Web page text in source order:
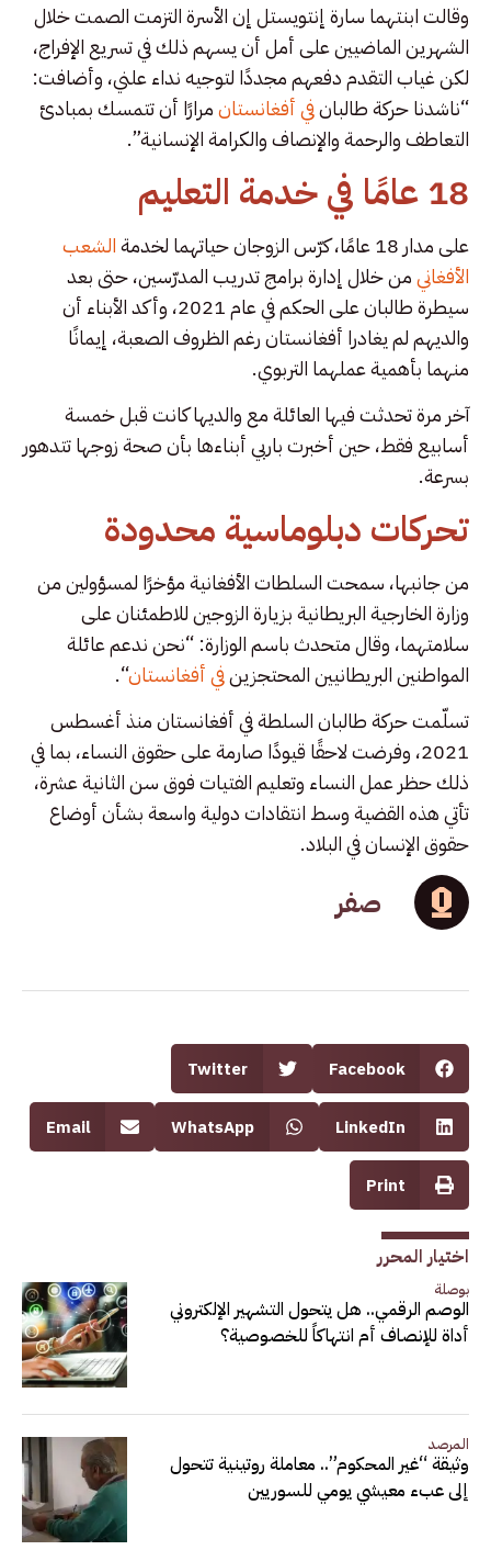
وقالت ابنتهما سارة إنتويستل إن الأسرة التزمت الصمت خلال
الشهرين الماضيين على أمل أن يسهم ذلك في تسريع الإفراج،
لكن غياب التقدم دفعهم مجددًا لتوجيه نداء علني، وأضافت:
“ناشدنا حركة طالبانفي أفغانستانمرارًا أن تتمسك بمبادئ
التعاطف والرحمة والإنصاف والكرامة الإنسانية”.
18 عامًا في خدمة التعليم
على مدار 18 عامًا، كرّس الزوجان حياتهما لخدمة
الشعب
الأفغانيمن خلال إدارة برامج تدريب المدرّسين، حتى بعد
سيطرة طالبان على الحكم في عام 2021، وأكد الأبناء أن
والديهم لم يغادرا أفغانستان رغم الظروف الصعبة، إيمانًا
منهما بأهمية عملهما التربوي.
آخر مرة تحدثت فيها العائلة مع والديها كانت قبل خمسة
أسابيع فقط، حين أخبرت باربي أبناءها بأن صحة زوجها تتدهور
بسرعة.
تحركات دبلوماسية محدودة
من جانبها، سمحت السلطات الأفغانية مؤخرًا لمسؤولين من
وزارة الخارجية البريطانية بزيارة الزوجين للاطمئنان على
سلامتهما، وقال متحدث باسم الوزارة: “نحن ندعم عائلة
المواطنين البريطانيين المحتجزينفي أفغانستان“.
تسلّمت حركة طالبان السلطة في أفغانستان منذ أغسطس
2021، وفرضت لاحقًا قيودًا صارمة على حقوق النساء، بما في
ذلك حظر عمل النساء وتعليم الفتيات فوق سن الثانية عشرة،
تأتي هذه القضية وسط انتقادات دولية واسعة بشأن أوضاع
حقوق الإنسان في البلاد.
صفر
Facebook
Twitter
LinkedIn
WhatsApp
Email
Print
اختيار المحرر
بوصلة
الوصم الرقمي.. هل يتحول التشهير الإلكتروني
أداة للإنصاف أم انتهاكاً للخصوصية؟
المرصد
وثيقة “غير المحكوم”.. معاملة روتينية تتحول
إلى عبء معيشي يومي للسوريين